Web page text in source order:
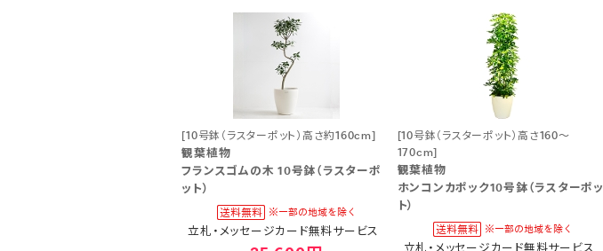
[10号鉢（ラスターポット）高さ約160cm]
観葉植物
フランスゴムの木 10号鉢（ラスターポ
ット）
立札・メッセージカード無料サービス
[10号鉢（ラスターポット）高さ160～
170cm]
観葉植物
ホンコンカポック10号鉢（ラスターポッ
ト）
立札・メッセージカード無料サービス